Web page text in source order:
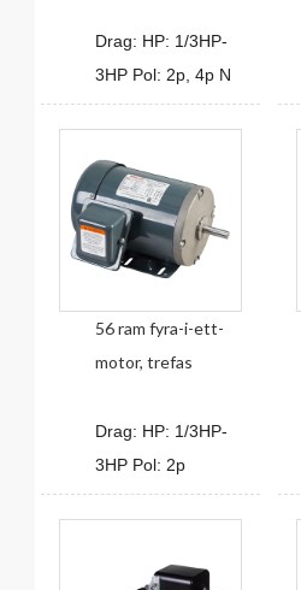
Drag: HP: 1/3HP-
3HP Pol: 2p, 4p N
56 ram fyra-i-ett-
motor, trefas
Drag: HP: 1/3HP-
3HP Pol: 2p